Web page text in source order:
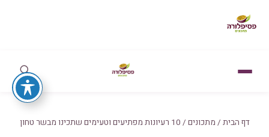
דף הבית / מתכונים / 10 רעיונות מפתיעים וטעימים שתכינו מבשר טחון